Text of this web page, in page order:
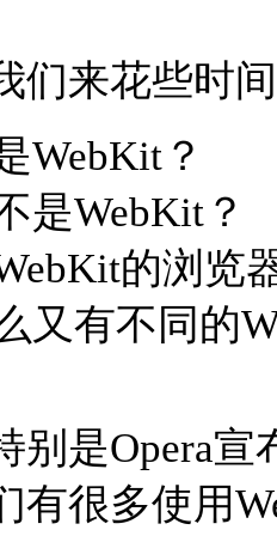
们来花些时
WebKit？
是WebKit？
的浏览
又有不同的
别是Opera
有很多使用